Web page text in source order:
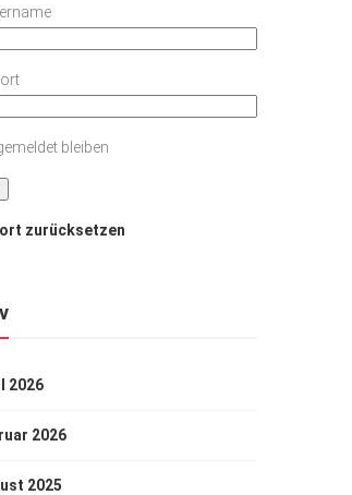
bleiben
zurücksetzen
2026
2026
2025